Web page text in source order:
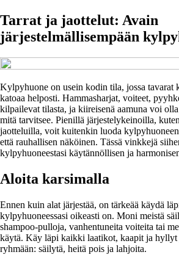
Tarrat ja jaottelut: Avain
järjestelmällisempään
Kylpyhuone on usein kodin tila, jossa tavarat
katoaa helposti. Hammasharjat, voiteet,
kilpailevat tilasta, ja kiireisenä aamuna voi
mitä tarvitsee. Pienillä järjestelykeinoilla,
jaotteluilla, voit kuitenkin luoda
että rauhallisen näköinen. Tässä vinkkejä
kylpyhuoneestasi käytännöllisen ja
Aloita karsimalla
Ennen kuin alat järjestää, on tärkeää käydä
kylpyhuoneessasi oikeasti on. Moni meistä
shampoo-pulloja, vanhentuneita voiteita tai
käytä. Käy läpi kaikki laatikot, kaapit ja hyllyt
ryhmään: säilytä, heitä pois ja lahjoita.